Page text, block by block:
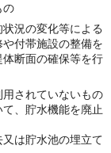
の
況の変化等による
付帯施設の整備を
断面の確保等を行
されていないもの
、貯水機能を廃止
は貯水池の埋立て